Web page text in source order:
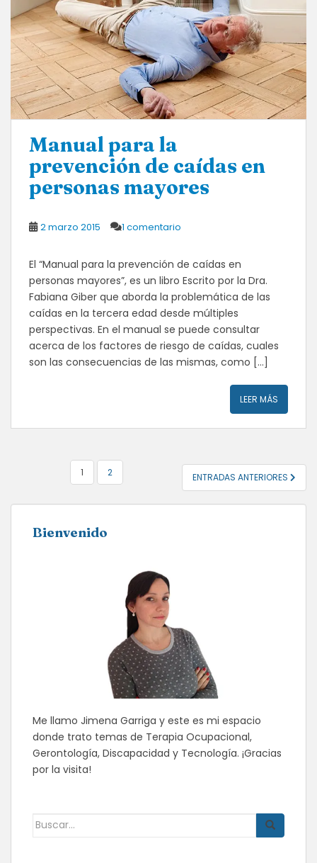
Manual para la
prevención de caídas en
personas mayores
2 marzo 2015 1 comentario
El “Manual para la prevención de caídas en
personas mayores”, es un libro Escrito por la Dra.
Fabiana Giber que aborda la problemática de las
caídas en la tercera edad desde múltiples
perspectivas. En el manual se puede consultar
acerca de los factores de riesgo de caídas, cuales
son las consecuencias de las mismas, como […]
LEER MÁS
NAVEGACIÓN
ENTRADAS
1 2 ENTRADAS ANTERIORES
Bienvenido
Me llamo Jimena Garriga y este es mi espacio
donde trato temas de Terapia Ocupacional,
Gerontología, Discapacidad y Tecnología. ¡Gracias
por la visita!
Buscar: